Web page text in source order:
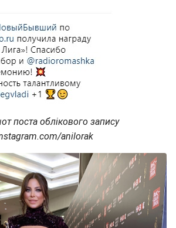
поста облікового запису
anilorak